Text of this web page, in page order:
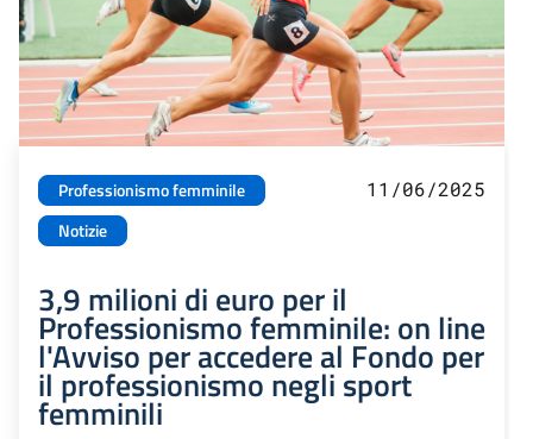
Professionismo femminile
Notizie
11/06/2025
3,9 milioni di euro per il
Professionismo femminile: on line
l'Avviso per accedere al Fondo per
il professionismo negli sport
femminili